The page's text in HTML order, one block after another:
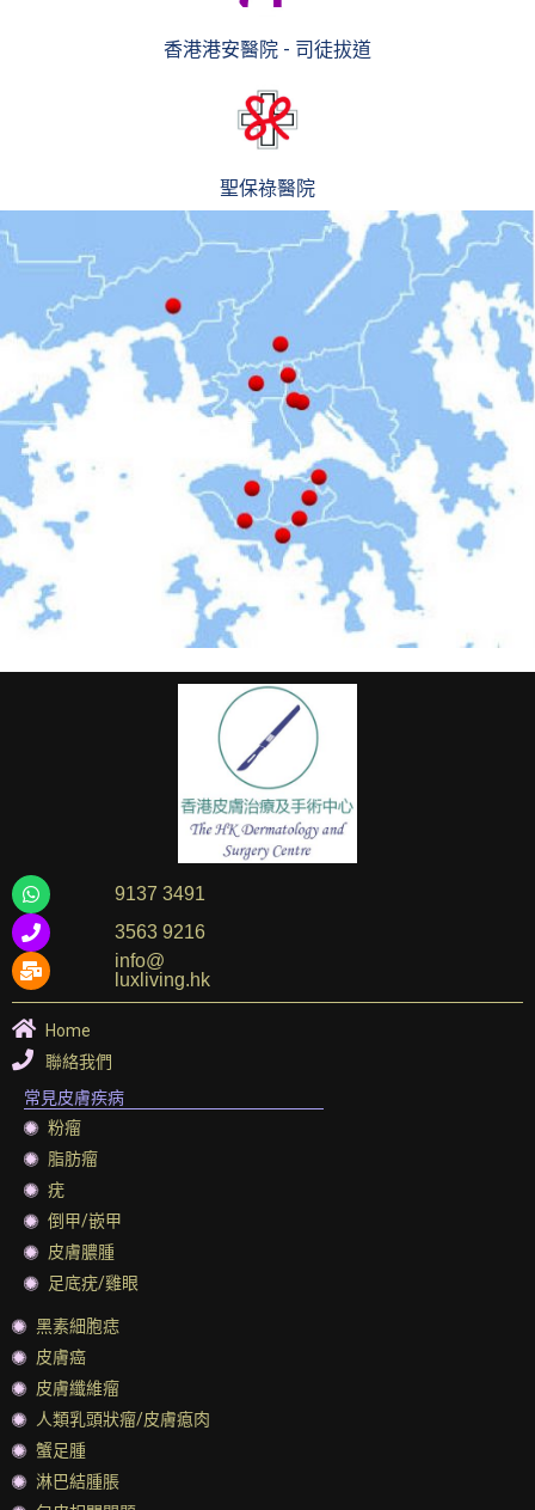
香港港安醫院 - 司徒拔道
聖保祿醫院
9137 3491
3563 9216
info@
luxliving.hk
Home
聯絡我們
常見皮膚疾病
粉瘤
脂肪瘤
疣
倒甲/嵌甲
皮膚膿腫
足底疣/雞眼
黑素細胞痣
皮膚癌
皮膚纖維瘤
人類乳頭狀瘤/皮膚瘜肉
蟹足腫
淋巴結腫脹